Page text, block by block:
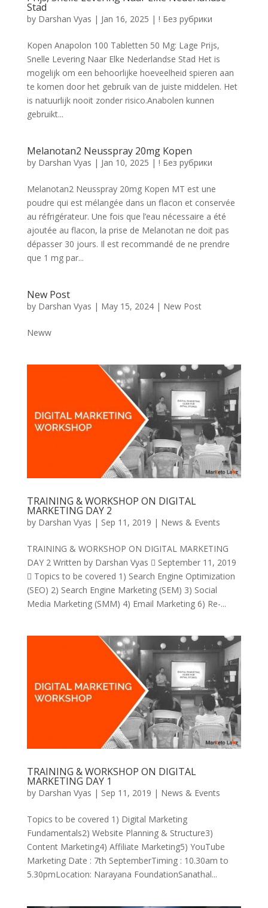
Stad
by Darshan Vyas | Jan 16, 2025 | ! Без рубрики
Kopen Anapolon 100 Tabletten 50 Mg: Lage Prijs,
Snelle Levering Naar Elke Nederlandse Stad Het is
mogelijk om een behoorlijke hoeveelheid spieren aan
te komen door het gebruik van de juiste middelen. Het
is natuurlijk nooit zonder risico.Anabolen kunnen
gebruikt...
Melanotan2 Neusspray 20mg Kopen
by Darshan Vyas | Jan 10, 2025 | ! Без рубрики
Melanotan2 Neusspray 20mg Kopen MT est une
poudre qui est mélangée dans un flacon et conservée
au réfrigérateur. Une fois que l’eau nécessaire a été
ajoutée au flacon, la prise de Melanotan ne doit pas
dépasser 30 jours. Il est recommandé de ne prendre
que 1 mg par...
New Post
by Darshan Vyas | May 15, 2024| New Post
Neww
TRAINING & WORKSHOP ON DIGITAL
MARKETING DAY 2
by Darshan Vyas | Sep 11, 2019 | News & Events
TRAINING & WORKSHOP ON DIGITAL MARKETING
DAY 2 Written by Darshan Vyas  September 11, 2019
 Topics to be covered 1) Search Engine Optimization
(SEO) 2) Search Engine Marketing (SEM) 3) Social
Media Marketing (SMM) 4) Email Marketing 6) Re-...
TRAINING & WORKSHOP ON DIGITAL
MARKETING DAY 1
by Darshan Vyas | Sep 11, 2019 | News & Events
Topics to be covered 1) Digital Marketing
Fundamentals2) Website Planning & Structure3)
Content Marketing4) Affiliate Marketing5) YouTube
Marketing Date : 7th SeptemberTiming : 10.30am to
5.30pmLocation: Narayana FoundationSanathal...